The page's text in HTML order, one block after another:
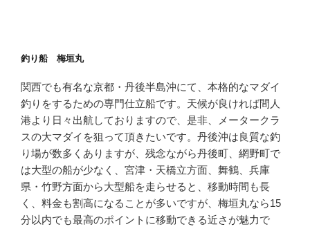
釣り船 梅垣丸
関西でも有名な京都・丹後半島沖にて、本格的なマダイ
釣りをするための専門仕立船です。天候が良ければ間人
港より日々出航しておりますので、是非、メータークラ
スの大マダイを狙って頂きたいです。丹後沖は良質な釣
り場が数多くありますが、残念ながら丹後町、網野町で
は大型の船が少なく、宮津・天橋立方面、舞鶴、兵庫
県・竹野方面から大型船を走らせると、移動時間も長
く、料金も割高になることが多いですが、梅垣丸なら15
分以内でも最高のポイントに移動できる近さが魅力で